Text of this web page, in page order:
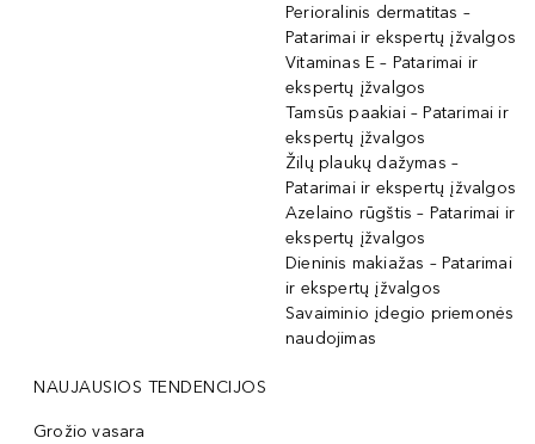
Perioralinis dermatitas –
Patarimai ir ekspertų įžvalgos
Vitaminas E – Patarimai ir
ekspertų įžvalgos
Tamsūs paakiai – Patarimai ir
ekspertų įžvalgos
Žilų plaukų dažymas –
Patarimai ir ekspertų įžvalgos
Azelaino rūgštis – Patarimai ir
ekspertų įžvalgos
Dieninis makiažas – Patarimai
ir ekspertų įžvalgos
Savaiminio įdegio priemonės
naudojimas
NAUJAUSIOS TENDENCIJOS
Grožio vasara